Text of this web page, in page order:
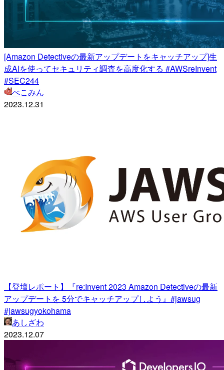
[Amazon Detectiveの最新アップデートをキャッチアップ]生
成AIを使ってセキュリティ調査を高度化する #AWSreInvent
#SEC244
べこみん
2023.12.31
【登壇レポート】『re:Invent 2023 Amazon Detectiveの最新
アップデートを 5分でキャッチアップしよう』#jawsug
#jawsugyokohama
あしざわ
2023.12.07